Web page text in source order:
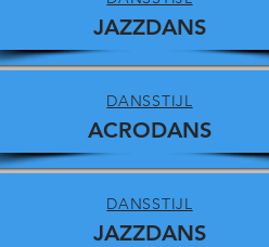
JAZZDANS
DANSSTIJL
ACRODANS
DANSSTIJL
JAZZDANS